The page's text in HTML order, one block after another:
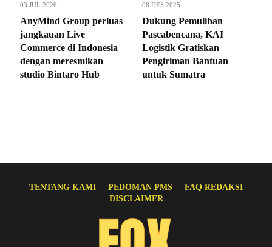
03 JUL 2026
AnyMind Group perluas
jangkauan Live
Commerce di Indonesia
dengan meresmikan
studio Bintaro Hub
08 DES 2025
Dukung Pemulihan
Pascabencana, KAI
Logistik Gratiskan
Pengiriman Bantuan
untuk Sumatra
TENTANG KAMI PEDOMAN PMS
FAQ REDAKSI
DISCLAIMER